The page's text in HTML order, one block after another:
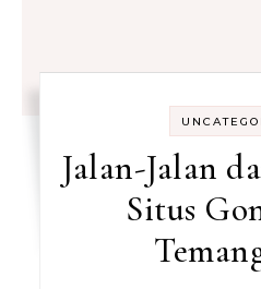
Jalan-Jalan
Situs